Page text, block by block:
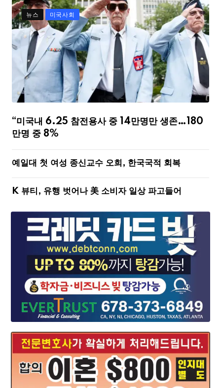
뉴스 미국사회
“미국내 6.25 참전용사 중 14만명만 생존…180
만명 중 8%
예일대 첫 여성 종신교수 오희, 한국국적 회복
K 뷰티, 유행 벗어나 美 소비자 일상 파고들어